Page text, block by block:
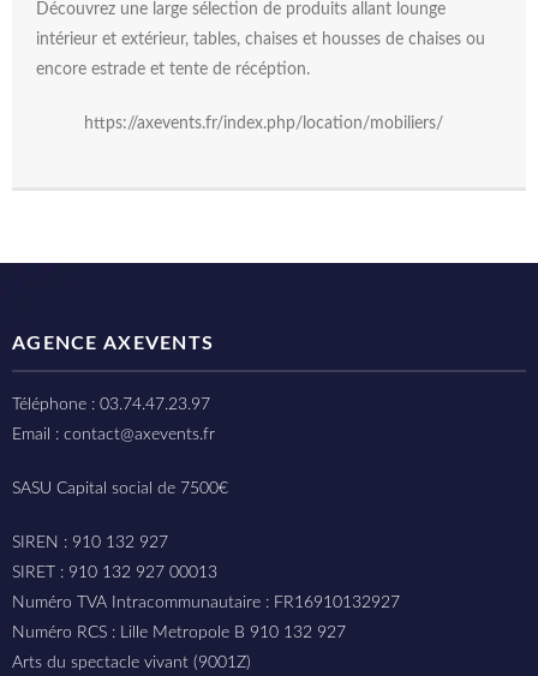
Découvrez une large sélection de produits allant lounge
intérieur et extérieur, tables, chaises et housses de chaises ou
encore estrade et tente de récéption.
https://axevents.fr/index.php/location/mobiliers/
AGENCE AXEVENTS
Téléphone : 03.74.47.23.97
Email : contact@axevents.fr
SASU Capital social de 7500€
SIREN : 910 132 927
SIRET : 910 132 927 00013
Numéro TVA Intracommunautaire : FR16910132927
Numéro RCS : Lille Metropole B 910 132 927
Arts du spectacle vivant (9001Z)